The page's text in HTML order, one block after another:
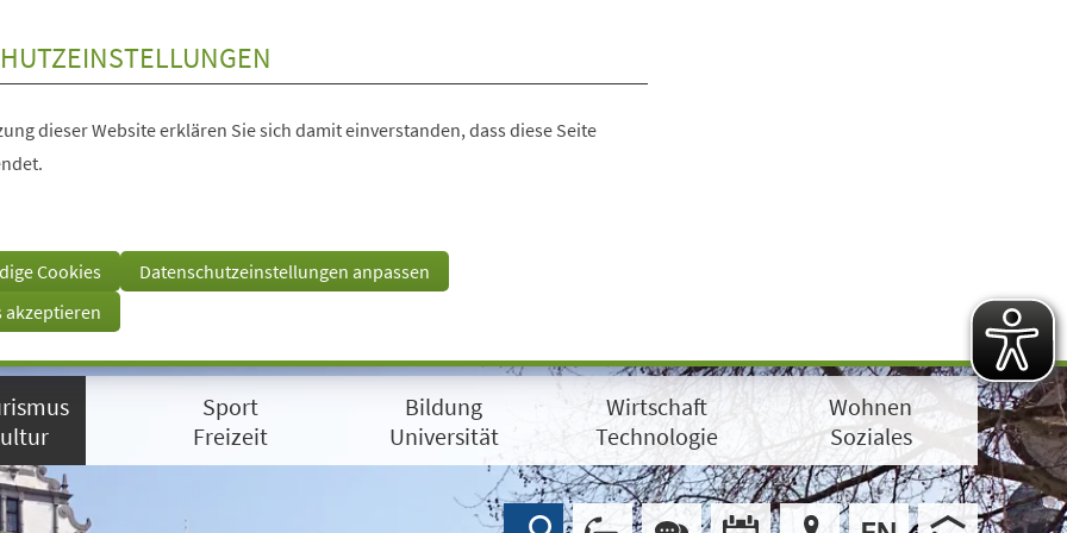
dieser Website erklären Sie sich damit einverstanden, dass diese Seite
Cookies
Datenschutzeinstellungen anpassen
akzeptieren
Sport
Freizeit
Bildung
Universität
Wirtschaft
Technologie
Wohnen
Soziales